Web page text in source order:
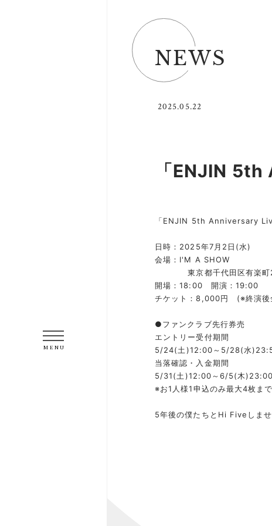
MENU
NEWS
2025.05.22
「ENJIN
「ENJIN 5th Anniversary
日時：2025年7月2日(水)
会場：I'M A SHOW
東京都千代田区有楽町2ｰ
開場：18:00 開演：19:00
チケット：8,000円 (※終演後
●ファンクラブ先行券売
エントリー受付期間
5/24(土)12:00～5/28(水
当落確認・入金期間
5/31(土)12:00～6/5(木)23:00
※お1人様1申込のみ最大4枚まで
5年後の僕たちとHi Fiveしませ